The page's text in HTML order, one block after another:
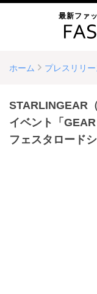
最新ファ
ホーム プレスリリー
STARLINGEAR
イベント「
フェスタロード